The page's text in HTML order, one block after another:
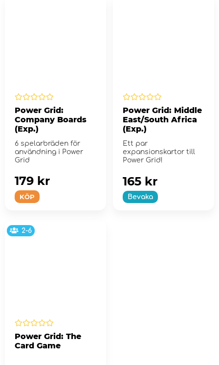
Power Grid:
Company Boards
(Exp.)
6 spelarbräden för
användning i Power
Grid
KÖP
179 kr
Power Grid: Middle
East/South Africa
(Exp.)
Ett par
expansionskartor till
Power Grid!
Bevaka
165 kr
2-6
Power Grid: The
Card Game